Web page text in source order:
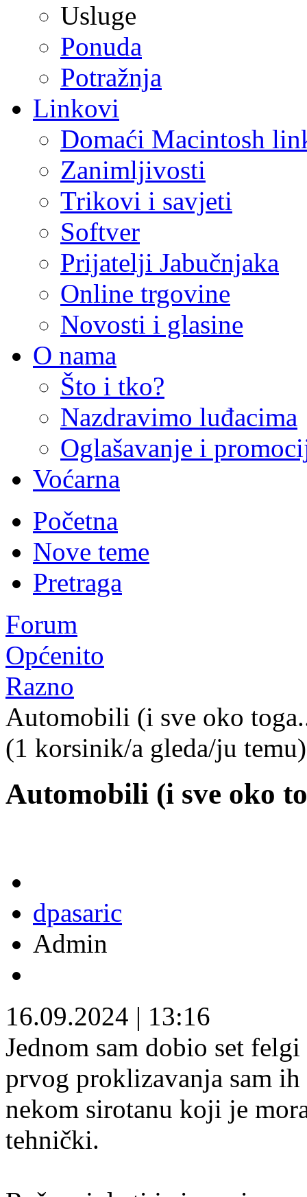
Usluge
Ponuda
Potražnja
Linkovi
Domaći Macintosh
Zanimljivosti
Trikovi i savjeti
Softver
Prijatelji Jabučnjaka
Online trgovine
Novosti i glasine
O nama
Što i tko?
Nazdravimo luđacima
Oglašavanje i
Voćarna
Početna
Nove teme
Pretraga
Forum
Općenito
Razno
Automobili (i sve oko
(1 korsinik/a gleda/ju
Automobili (i sve oko
dpasaric
Admin
16.09.2024 | 13:16
Jednom sam dobio set
prvog proklizavanja sam
nekom sirotanu koji je
tehnički.